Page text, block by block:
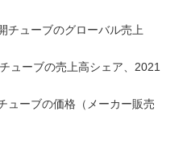
ューブのグローバル売上
ーブの売上高シェア、2021
ューブの価格（メーカー販売